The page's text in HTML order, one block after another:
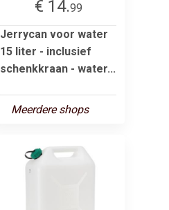
€ 14.99
Jerrycan voor water
15 liter - inclusief
schenkkraan - water...
Meerdere shops